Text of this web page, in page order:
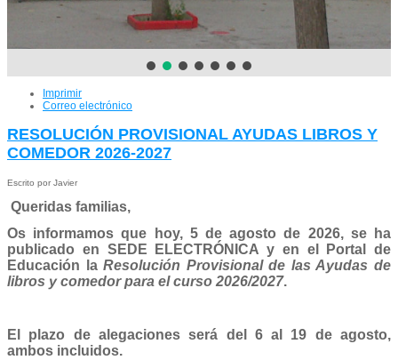
Imprimir
Correo electrónico
RESOLUCIÓN PROVISIONAL AYUDAS LIBROS Y
COMEDOR 2026-2027
Escrito por Javier
Queridas familias,
Os informamos que hoy, 5 de agosto de 2026, se ha
publicado en SEDE ELECTRÓNICA y en el Portal de
Educación laResolución Provisional de las Ayudas de
libros y comedor para el curso 2026/2027.
El plazo de alegaciones será del 6 al 19 de agosto,
ambos incluidos.